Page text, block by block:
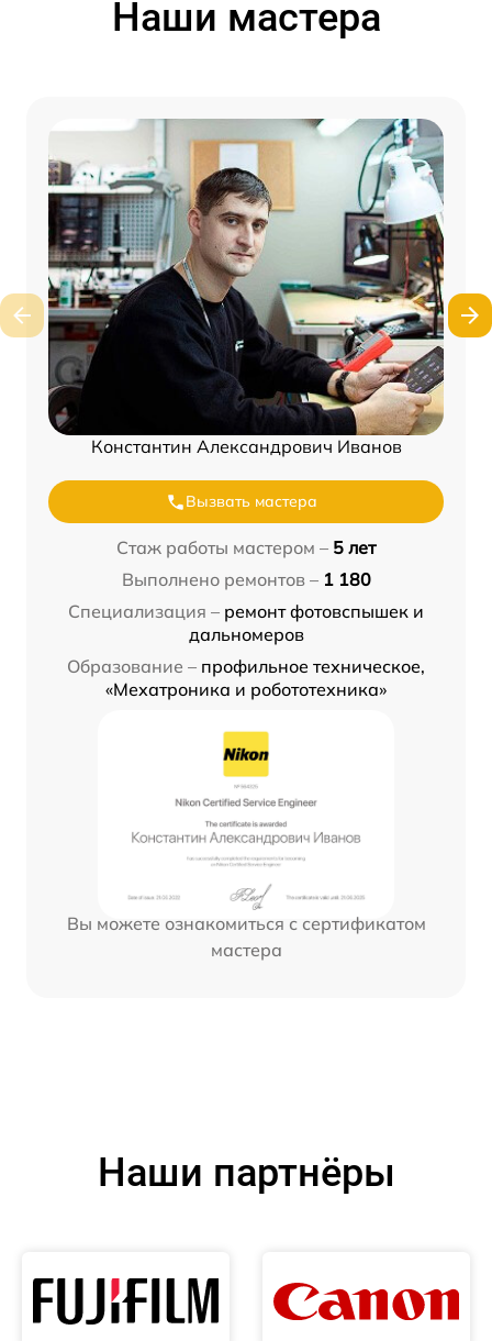
Наши мастера
Константин Александрович Иванов
Вызвать мастера
Стаж работы мастером – 5 лет
Выполнено ремонтов – 1 180
Специализация – ремонт фотовспышек и
дальномеров
Образование – профильное техническое,
«Мехатроника и робототехника»
Вы можете ознакомиться с сертификатом
мастера
Наши партнёры